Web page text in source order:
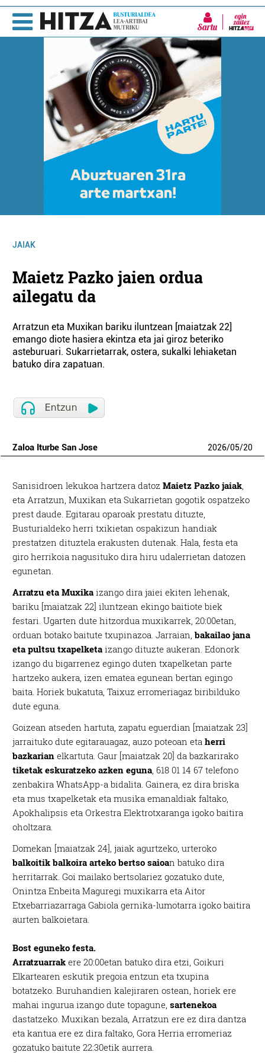
Sartu
JAIAK
Maietz Pazko jaien ordua
ailegatu da
Arratzun eta Muxikan bariku iluntzean [maiatzak 22]
emango diote hasiera ekintza eta jai giroz beteriko
asteburuari. Sukarrietarrak, ostera, sukalki lehiaketan
batuko dira zapatuan.
Zaloa Iturbe San Jose 2026/05/20
Sanisidroen lekukoa hartzera datozMaietz Pazko jaiak,
eta Arratzun, Muxikan eta Sukarrietan gogotik ospatzeko
prest daude. Egitarau oparoak prestatu dituzte,
Busturialdeko herri txikietan ospakizun handiak
prestatzen dituztela erakusten dutenak. Hala, festa eta
giro herrikoia nagusituko dira hiru udalerrietan datozen
egunetan.
Arratzu eta Muxika izango dira jaiei ekiten lehenak,
bariku [maiatzak 22] iluntzean ekingo baitiote biek
festari. Ugarten dute hitzordua muxikarrek, 20:00etan,
orduan botako baitute txupinazoa. Jarraian,bakailao jana
eta pultsu txapelketa izango dituzte aukeran. Edonork
izango du bigarrenez egingo duten txapelketan parte
hartzeko aukera, izen ematea egunean bertan egingo
baita. Horiek bukatuta, Taixuz erromeriagaz biribilduko
dute eguna.
Goizean atseden hartuta, zapatu eguerdian [maiatzak 23]
jarraituko dute egitarauagaz, auzo poteoan etaherri
bazkarian elkartuta. Gaur [maiatzak 20] da bazkarirako
tiketak eskuratzeko azken eguna, 618 01 14 67 telefono
zenbakira WhatsApp-a bidalita. Gainera, ez dira briska
eta mus txapelketak eta musika emanaldiak faltako,
Apokhalipsis eta Orkestra Elektrotxaranga igoko baitira
oholtzara.
Domekan [maiatzak 24], jaiak agurtzeko, urteroko
balkoitik balkoira arteko bertso saioan batuko dira
herritarrak. Goi mailako bertsolariez gozatuko dute,
Onintza Enbeita Maguregi muxikarra eta Aitor
Etxebarriazarraga Gabiola gernika-lumotarra igoko baitira
aurten balkoietara.
Bost eguneko festa.
Arratzuarrak ere 20:00etan batuko dira etzi, Goikuri
Elkartearen eskutik pregoia entzun eta txupina
botatzeko. Buruhandien kalejiraren ostean, horiek ere
mahai ingurua izango dute topagune,sartenekoa
dastatzeko. Muxikan bezala, Arratzun ere ez dira dantza
eta kantua ere ez dira faltako, Gora Herria erromeriaz
gozatuko baitute 22:30etik aurrera.